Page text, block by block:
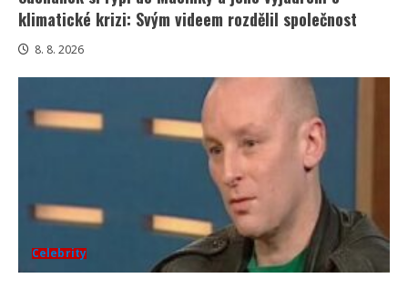
klimatické krizi: Svým videem rozdělil společnost
8. 8. 2026
Celebrity